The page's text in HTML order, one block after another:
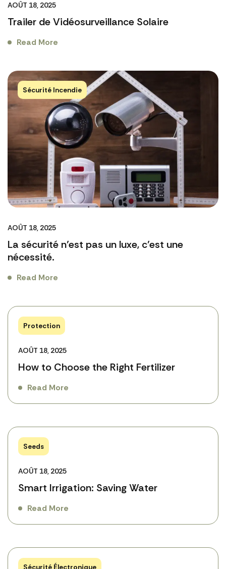
AOÛT 18, 2025
Trailer de Vidéosurveillance Solaire
Read More
Sécurité Incendie
AOÛT 18, 2025
La sécurité n’est pas un luxe, c’est une
nécessité.
Read More
Protection
AOÛT 18, 2025
How to Choose the Right Fertilizer
Read More
Seeds
AOÛT 18, 2025
Smart Irrigation: Saving Water
Read More
Sécurité Électronique